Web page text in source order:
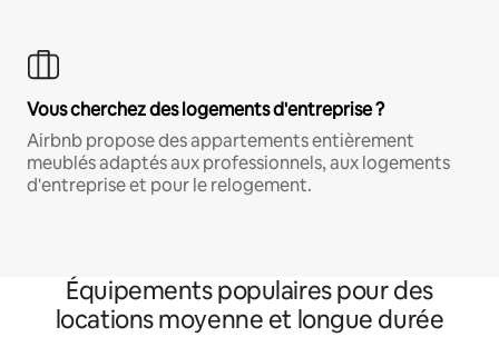
Vous cherchez des logements d'entreprise ?
Airbnb propose des appartements entièrement
meublés adaptés aux professionnels, aux logements
d'entreprise et pour le relogement.
Équipements populaires pour des
locations moyenne et longue durée